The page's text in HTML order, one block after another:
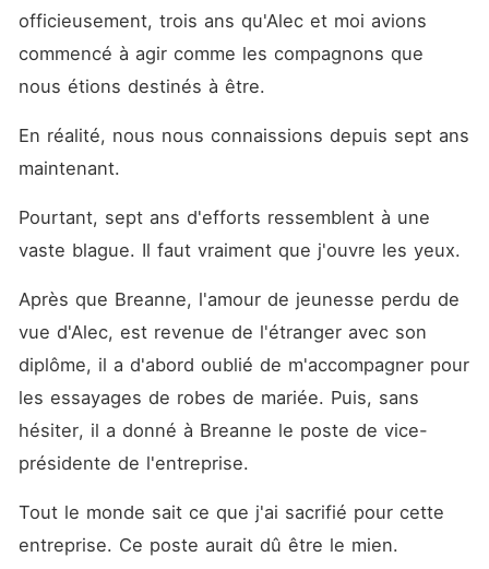
moquait de mon absence de
loup, affirmant que mes
brillantes stratégies n'étaient
était de m'utiliser pour
finaliser une fusion, d'offrir le
rejeter. « Elle est faible. Elle
pleurera, mais elle ne se
battra pas. » Sept années de
annulés avec ma mère
l'Ivy League abandonnée...
tout ça pour un homme qui
ne me voyait que comme un
outil temporaire. Cette
trahison a déchiré mon âme,
ne laissant derrière elle
rédigé mon avis formel de
rejet de compagnon, effacé
toutes mes données de ses
officieusement, trois ans qu'Alec et moi avions
commencé à agir comme les compagnons que
nous étions destinés à être.
En réalité, nous nous connaissions depuis sept ans
maintenant.
Pourtant, sept ans d'efforts ressemblent à une
vaste blague. Il faut vraiment que j'ouvre les yeux.
Après que Breanne, l'amour de jeunesse perdu de
vue d'Alec, est revenue de l'étranger avec son
diplôme, il a d'abord oublié de m'accompagner pour
les essayages de robes de mariée. Puis, sans
hésiter, il a donné à Breanne le poste de vice-
présidente de l'entreprise.
Tout le monde sait ce que j'ai sacrifié pour cette
entreprise. Ce poste aurait dû être le mien.